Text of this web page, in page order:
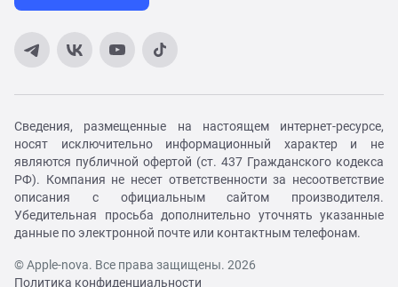
Сведения, размещенные на настоящем интернет-ресурсе,
носят исключительно информационный характер и не
являются публичной офертой (ст. 437 Гражданского кодекса
РФ). Компания не несет ответственности за несоответствие
описания с официальным сайтом производителя.
Убедительная просьба дополнительно уточнять указанные
данные по электронной почте или контактным телефонам.
© Apple-nova. Все права защищены. 2026
Политика конфиденциальности